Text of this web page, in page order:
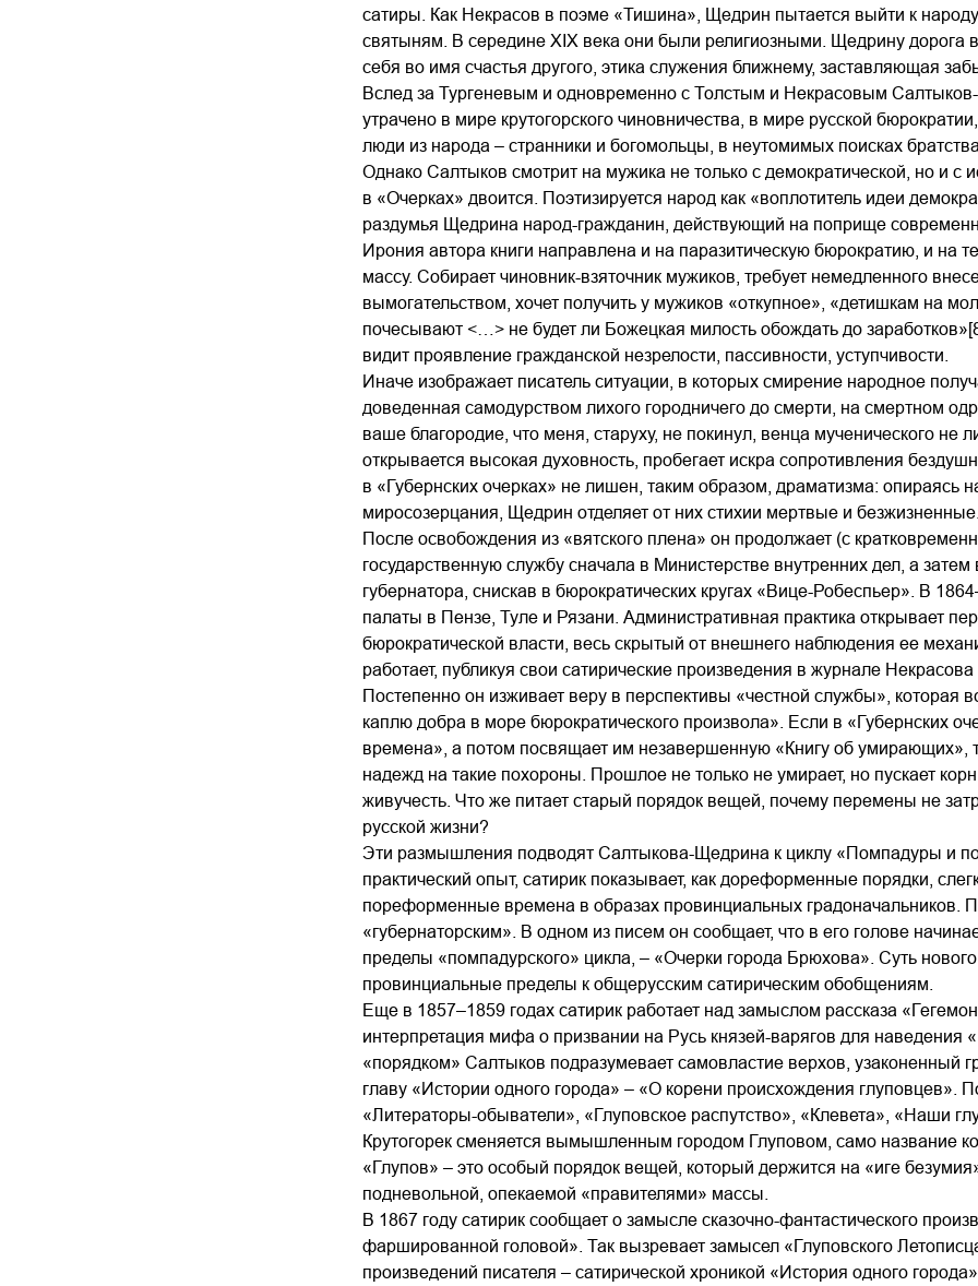
сатиры. Как Некрасов в поэме «Тишина», Щедрин пытается выйти к
святыням. В середине XIX века они были религиозными. Щедрину дорога
себя во имя счастья другого, этика служения ближнему, заставляющая
Вслед за Тургеневым и одновременно с Толстым и Некрасовым
утрачено в мире крутогорского чиновничества, в мире русской
люди из народа – странники и богомольцы, в неутомимых поисках
Однако Салтыков смотрит на мужика не только с демократической, но и с
в «Очерках» двоится. Поэтизируется народ как «воплотитель идеи
раздумья Щедрина народ-гражданин, действующий на поприще
Ирония автора книги направлена и на паразитическую бюрократию, и
массу. Собирает чиновник-взяточник мужиков, требует немедленного
вымогательством, хочет получить у мужиков «откупное», «детишкам на
почесывают <…> не будет ли Божецкая милость обождать до
видит проявление гражданской незрелости, пассивности, уступчивости.
Иначе изображает писатель ситуации, в которых смирение народное
доведенная самодурством лихого городничего до смерти, на смертном
ваше благородие, что меня, старуху, не покинул, венца мученического не
открывается высокая духовность, пробегает искра сопротивления
в «Губернских очерках» не лишен, таким образом, драматизма: опираясь
миросозерцания, Щедрин отделяет от них стихии мертвые и
После освобождения из «вятского плена» он продолжает (с
государственную службу сначала в Министерстве внутренних дел, а затем
губернатора, снискав в бюрократических кругах «Вице-Робеспьер». В
палаты в Пензе, Туле и Рязани. Административная практика открывает
бюрократической власти, весь скрытый от внешнего наблюдения ее
работает, публикуя свои сатирические произведения в журнале
Постепенно он изживает веру в перспективы «честной службы», которая
каплю добра в море бюрократического произвола». Если в «Губернских
времена», а потом посвящает им незавершенную «Книгу об умирающих»,
надежд на такие похороны. Прошлое не только не умирает, но пускает
живучесть. Что же питает старый порядок вещей, почему перемены не
русской жизни?
Эти размышления подводят Салтыкова-Щедрина к циклу «Помпадуры и
практический опыт, сатирик показывает, как дореформенные порядки,
пореформенные времена в образах провинциальных градоначальников.
«губернаторским». В одном из писем он сообщает, что в его голове
пределы «помпадурского» цикла, – «Очерки города Брюхова». Суть
провинциальные пределы к общерусским сатирическим обобщениям.
Еще в 1857–1859 годах сатирик работает над замыслом рассказа
интерпретация мифа о призвании на Русь князей-варягов для наведения
«порядком» Салтыков подразумевает самовластие верхов, узаконенный
главу «Истории одного города» – «О корени происхождения глуповцев».
«Литераторы-обыватели», «Глуповское распутство», «Клевета», «Наши
Крутогорек сменяется вымышленным городом Глуповом, само название
«Глупов» – это особый порядок вещей, который держится на «иге
подневольной, опекаемой «правителями» массы.
В 1867 году сатирик сообщает о замысле сказочно-фантастического
фаршированной головой». Так вызревает замысел «Глуповского
произведений писателя – сатирической хроникой «История одного